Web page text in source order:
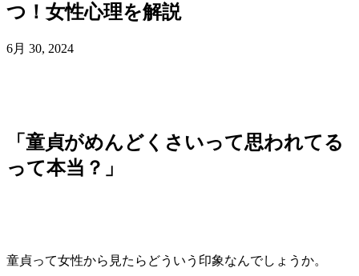
つ！女性心理を解説
6月 30, 2024
「童貞がめんどくさいって思われてる
って本当？」
童貞って女性から見たらどういう印象なんでしょうか。